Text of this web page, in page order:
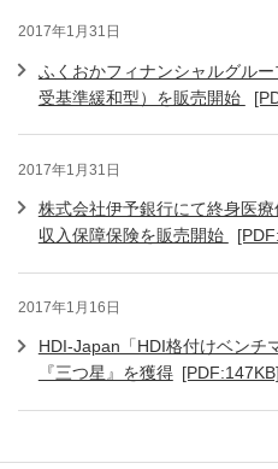
2017年1月31日
ふくおかフィナンシャルグル
受基準緩和型）を販売開始
2017年1月31日
株式会社伊予銀行にて終身医
収入保障保険を販売開始
2017年1月16日
HDI-Japan「HDI格付けベンチ
『三つ星』を獲得 [PDF:147KB]